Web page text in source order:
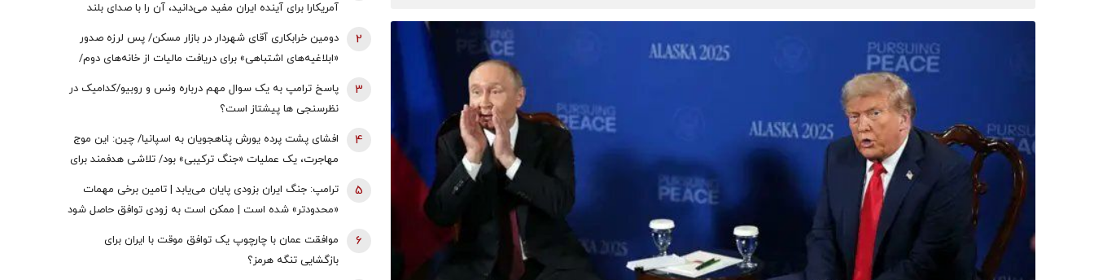
آمریکارا برای آینده ایران مفید می‌دانید، آن را با صدای بلند
دومین خرابکاری آقای شهردار در بازار مسکن/ پس لرزه صدور
«ابلاغیه‌های اشتباهی» برای دریافت مالیات از خانه‌‌های دوم/
2
پاسخ ترامپ به یک سوال مهم درباره ونس و روبیو/کدامیک در
نظرسنجی ها پیشتاز است؟
3
افشای پشت پرده یورش پناهجویان به اسپانیا/ چین: این موج
مهاجرت، یک عملیات «جنگ ترکیبی» بود/ تلاشی هدفمند برای
اعمال فشار بر دولت «پدرو سانچز»
4
ترامپ: جنگ ایران بزودی پایان می‌یابد | تامین برخی مهمات
«محدودتر» شده است | ممکن است به زودی توافق حاصل شود
5
موافقت عمان با چارچوپ یک توافق موقت با ایران برای
بازگشایی تنگه هرمز؟
6